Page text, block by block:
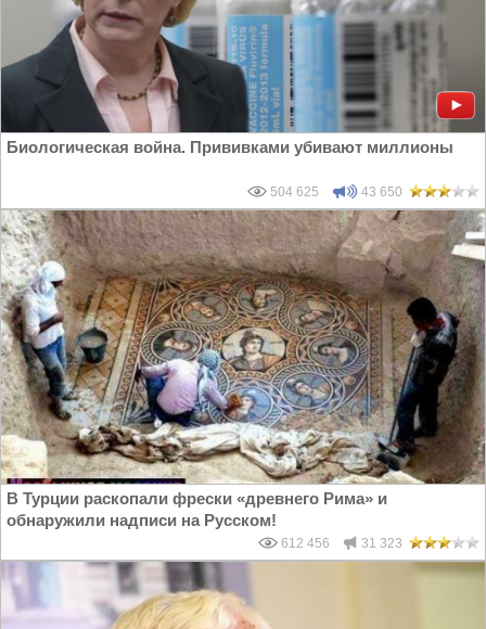
Биологическая война. Прививками убивают миллионы
504 625 43 650
В Турции раскопали фрески «древнего Рима» и
обнаружили надписи на Русском!
612 456 31 323